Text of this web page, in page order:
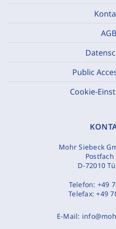
AGB
Public
Cookie-
Mohr Siebeck
Postfach
D-72010
Telefon: +49
Telefax:+49
E-Mail: